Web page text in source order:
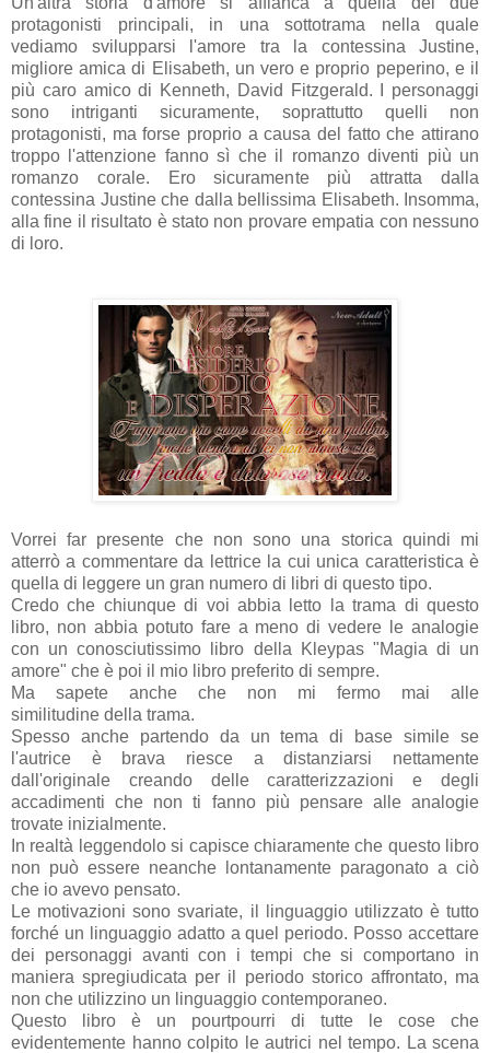
protagonisti principali, in una sottotrama nella quale
vediamo svilupparsi l'amore tra la contessina Justine,
migliore amica di Elisabeth, un vero e proprio peperino, e il
più caro amico di Kenneth, David Fitzgerald. I personaggi
sono intriganti sicuramente, soprattutto quelli non
protagonisti, ma forse proprio a causa del fatto che attirano
troppo l'attenzione fanno sì che il romanzo diventi più un
romanzo corale. Ero sicuramente più attratta dalla
contessina Justine che dalla bellissima Elisabeth. Insomma,
alla fine il risultato è stato non provare empatia con nessuno
di loro.
Vorrei far presente che non sono una storica quindi mi
atterrò a commentare da lettrice la cui unica caratteristica è
quella di leggere un gran numero di libri di questo tipo.
Credo che chiunque di voi abbia letto la trama di questo
libro, non abbia potuto fare a meno di vedere le analogie
con un conosciutissimo libro della Kleypas "Magia di un
amore" che è poi il mio libro preferito di sempre.
Ma sapete anche che non mi fermo mai alle
similitudine della trama.
Spesso anche partendo da un tema di base simile se
l'autrice è brava riesce a distanziarsi nettamente
dall'originale creando delle caratterizzazioni e degli
accadimenti che non ti fanno più pensare alle analogie
trovate inizialmente.
In realtà leggendolo si capisce chiaramente che questo libro
non può essere neanche lontanamente paragonato a ciò
che io avevo pensato.
Le motivazioni sono svariate, il linguaggio utilizzato è tutto
forché un linguaggio adatto a quel periodo. Posso accettare
dei personaggi avanti con i tempi che si comportano in
maniera spregiudicata per il periodo storico affrontato, ma
non che utilizzino un linguaggio contemporaneo.
Questo libro è un pourtpourri di tutte le cose che
evidentemente hanno colpito le autrici nel tempo. La scena